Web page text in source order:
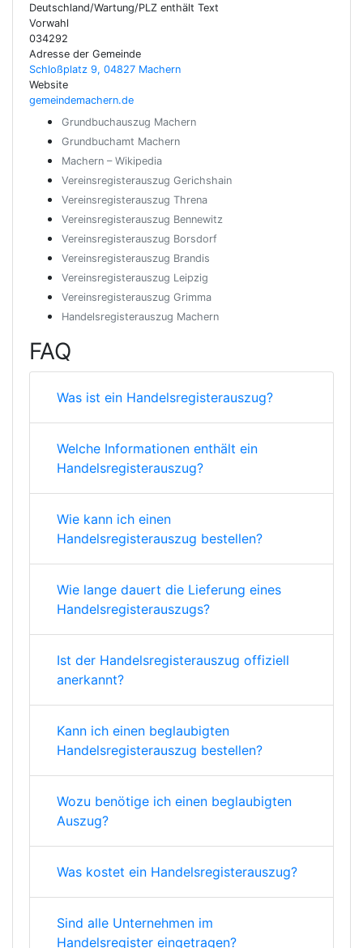
Deutschland/Wartung/PLZ enthält Text
Vorwahl
034292
Adresse der Gemeinde
Schloßplatz 9, 04827 Machern
Website
gemeindemachern.de
Grundbuchauszug Machern
Grundbuchamt Machern
Machern – Wikipedia
Vereinsregisterauszug Gerichshain
Vereinsregisterauszug Threna
Vereinsregisterauszug Bennewitz
Vereinsregisterauszug Borsdorf
Vereinsregisterauszug Brandis
Vereinsregisterauszug Leipzig
Vereinsregisterauszug Grimma
Handelsregisterauszug Machern
FAQ
Was ist ein Handelsregisterauszug?
Welche Informationen enthält ein
Handelsregisterauszug?
Wie kann ich einen
Handelsregisterauszug bestellen?
Wie lange dauert die Lieferung eines
Handelsregisterauszugs?
Ist der Handelsregisterauszug offiziell
anerkannt?
Kann ich einen beglaubigten
Handelsregisterauszug bestellen?
Wozu benötige ich einen beglaubigten
Auszug?
Was kostet ein Handelsregisterauszug?
Sind alle Unternehmen im
Handelsregister eingetragen?